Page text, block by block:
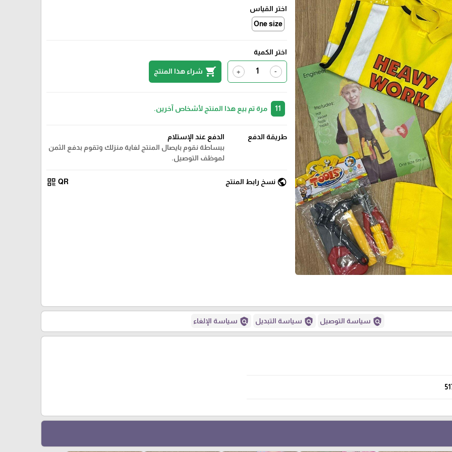
اختر القياس
One size
اختر الكمية
-
+
shopping_cart شراء هذا المنتج
مرة تم بيع هذا المنتج لأشخاص آخرين.
طريقة الدفع
الدفع عند الإستلام
ببساطة نقوم بايصال المنتج لغاية منزلك وتقوم بدفع الثمن
لموظف التوصيل.
public نسخ رابط المنتج QR
qr_code
policy سياسة التوصيل policy سياسة التبديل policy سياسة الإلغاء